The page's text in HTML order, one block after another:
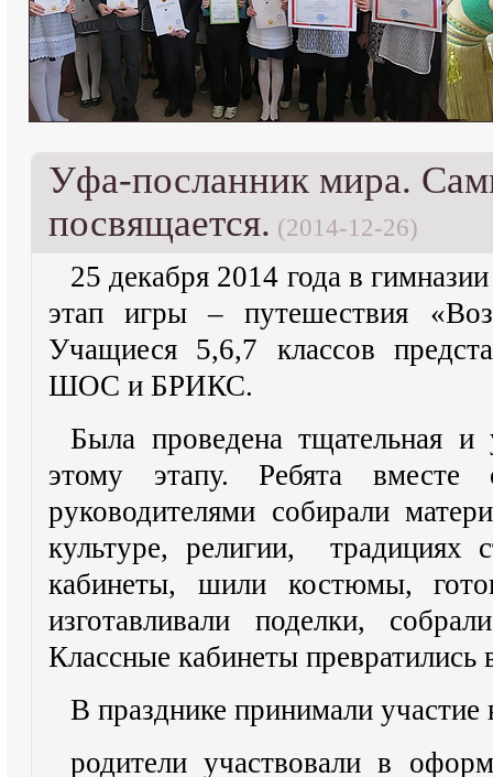
Уфа-посланник мира.
посвящается. (2014-12-26)
25 декабря 2014 года в
этап игры – путешествия
Учащиеся 5,6,7 классов
ШОС и БРИКС.
Была проведена тщательная и
этому этапу. Ребята вместе
руководителями собирали
культуре, религии, традициях
кабинеты, шили костюмы,
изготавливали поделки,
Классные кабинеты
В празднике принимали участие
родители участвовали в